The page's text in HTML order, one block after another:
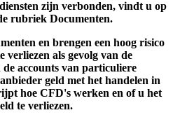
zijn verbonden, vindt u op
rubriek Documenten.
en brengen een hoog risico
verliezen als gevolg van de
accounts van particuliere
geld met het handelen in
hoe CFD's werken en of u het
te verliezen.